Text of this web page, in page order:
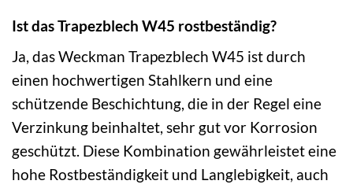
Ist das Trapezblech W45 rostbeständig?
Ja, das Weckman Trapezblech W45 ist durch
einen hochwertigen Stahlkern und eine
schützende Beschichtung, die in der Regel eine
Verzinkung beinhaltet, sehr gut vor Korrosion
geschützt. Diese Kombination gewährleistet eine
hohe Rostbeständigkeit und Langlebigkeit, auch